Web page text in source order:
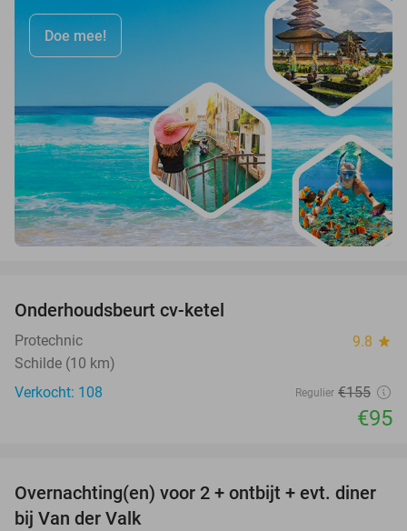
Doe mee!
Onderhoudsbeurt cv-ketel
Protechnic 9.8 star
Schilde (10 km)
Verkocht: 108
Regulier €155
€95
51%
Overnachting(en) voor 2 + ontbijt + evt. diner
bij Van der Valk